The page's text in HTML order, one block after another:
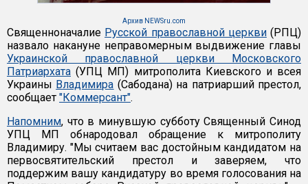
Архив NEWSru.com
Священноначалие Русской православной церкви(РПЦ)
назвало накануне неправомерным выдвижение главы
Украинской православной церкви Московского
Патриархата (УПЦ МП) митрополита Киевского и всея
Украины Владимира (Сабодана) на патриарший престол,
сообщает "Коммерсант".
Напомним, что в минувшую субботу Священный Синод
УПЦ МП обнародовал обращение к митрополиту
Владимиру. "Мы считаем вас достойным кандидатом на
первосвятительский престол и заверяем, что
поддержим вашу кандидатуру во время голосования на